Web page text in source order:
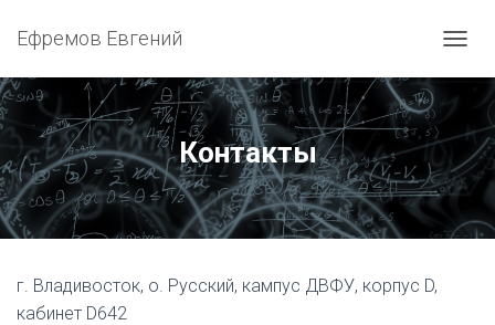
Ефремов Евгений
Контакты
г. Владивосток, о. Русский, кампус ДВФУ, корпус D,
кабинет D642